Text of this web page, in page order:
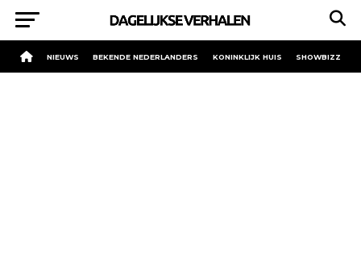
NIEUWS BEKENDE NEDERLANDERS KONINKLIJK HUIS SHOWBIZZ